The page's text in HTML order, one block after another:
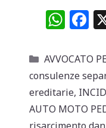
W
at
s
A
p
F
c
e
b
o
Categorie
AVVOCATO
consulenze
ereditarie,
AUTO MOTO